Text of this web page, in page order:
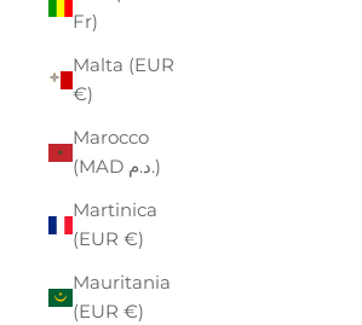
Fr)
Malta (EUR
€)
Marocco
(MAD د.م.)
Martinica
(EUR €)
Mauritania
(EUR €)